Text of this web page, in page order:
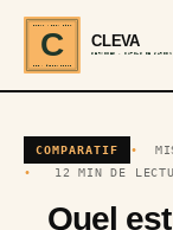
C
CLEVA · EST. 2024
REF · GARDEN TOOLS
CLEVA
SERVICES · OUTILS DE JARDIN
COMPARATIF
12 MIN DE
Quel